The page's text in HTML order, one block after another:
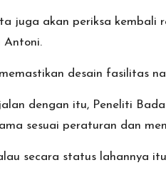
juga akan periksa kembali
Antoni.
memastikan desain fasilitas
dengan itu, Peneliti
sesuai peraturan dan
secara status lahannya